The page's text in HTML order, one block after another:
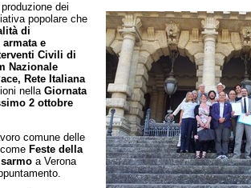
dei
popolare che
di
e
Civili di
Nazionale
Rete Italiana
nella Giornata
2 ottobre
comune delle
Feste della
a Verona